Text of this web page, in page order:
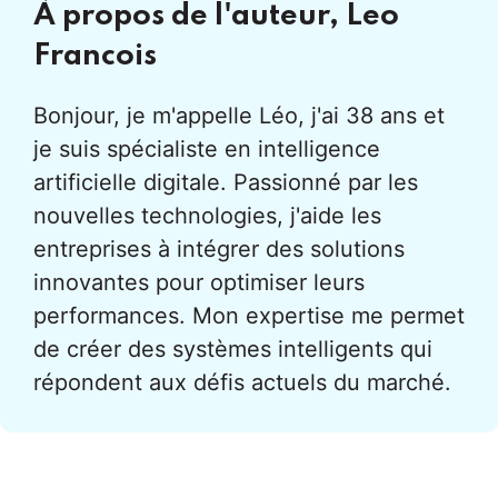
À propos de l'auteur, Leo
Francois
Bonjour, je m'appelle Léo, j'ai 38 ans et
je suis spécialiste en intelligence
artificielle digitale. Passionné par les
nouvelles technologies, j'aide les
entreprises à intégrer des solutions
innovantes pour optimiser leurs
performances. Mon expertise me permet
de créer des systèmes intelligents qui
répondent aux défis actuels du marché.